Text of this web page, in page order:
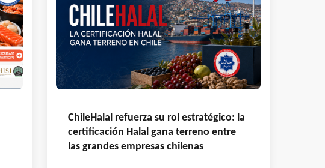
ChileHalal refuerza su rol estratégico: la
certificación Halal gana terreno entre
las grandes empresas chilenas